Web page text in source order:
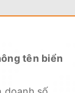
tên biển